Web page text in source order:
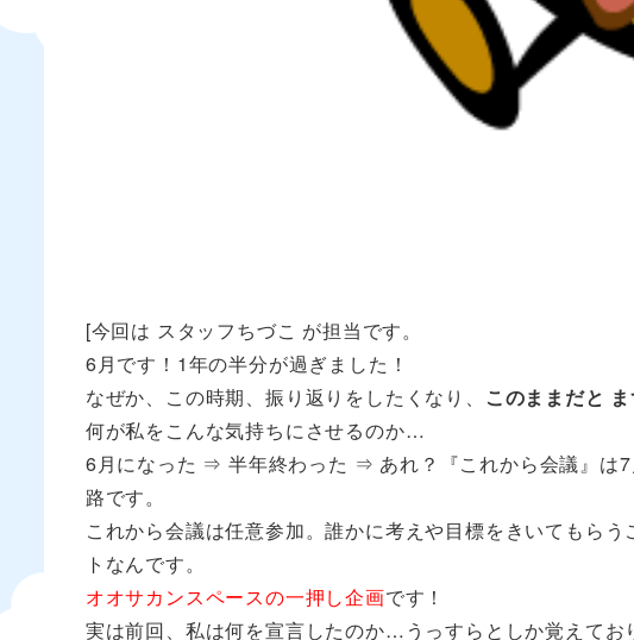
[今回は スタッフちづこ が担当です。
6月です！1年の半分が過ぎました！
なぜか、この時期、振り返りをしたくなり、 このままだと
何が私をこんな気持ちにさせるのか…
6月になった ⇒ 半年終わった ⇒ あれ？『これから会議
路です。
これから会議は任意参加。誰かに考えや目標をきいてもら
トなんです。
オオサカンスペースの一押し企画です！
実は前回、私は何を宣言したのか…うっすらとしか覚えて